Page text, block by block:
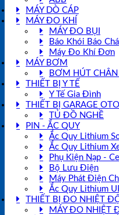
MÁY DÒ CÁP
MÁY ĐO KHÍ
MÁY ĐO BỤI
Báo Khói Báo
Máy Đo Khí Đơn
MÁY BƠM
BƠM HÚT
THIẾT BỊ Y TẾ
Y Tế Gia Đình
THIẾT BỊ GARAGE OTO
TỦ ĐỒ NGHỀ
PIN - ẮC QUY
Ắc Quy Lithium
Ắc Quy Lithium
Phụ Kiện Nạp -
Bộ Lưu Điện
Máy Phát Điện
Ắc Quy Lithium
THIẾT BỊ ĐO NHIỆT
MÁY ĐO NHIỆT